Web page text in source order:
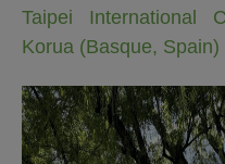
Taipei International
Korua (Basque, Spain)